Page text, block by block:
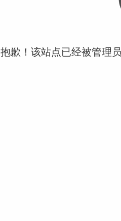
抱歉！该站点已经被管理